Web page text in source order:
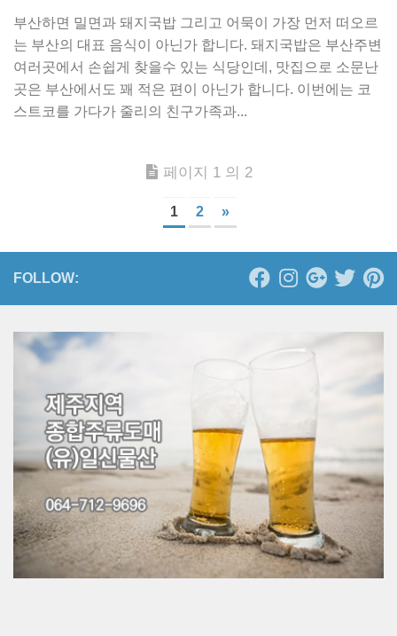
부산하면 밀면과 돼지국밥 그리고 어묵이 가장 먼저 떠오르
는 부산의 대표 음식이 아닌가 합니다. 돼지국밥은 부산주변
여러곳에서 손쉽게 찾을수 있는 식당인데, 맛집으로 소문난
곳은 부산에서도 꽤 적은 편이 아닌가 합니다. 이번에는 코
스트코를 가다가 줄리의 친구가족과...
페이지 1 의 2
1 2 »
FOLLOW: